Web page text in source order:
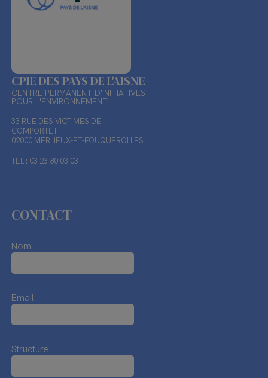
CPIE DES PAYS DE L'AISNE
CENTRE PERMANENT D'INITIATIVES
POUR L'ENVIRONNEMENT
33 RUE DES VICTIMES DE
COMPORTET
02000 MERLIEUX-ET-FOUQUEROLLES
TEL : 03 23 80 03 03
CONTACT
Nom
Email
Structure